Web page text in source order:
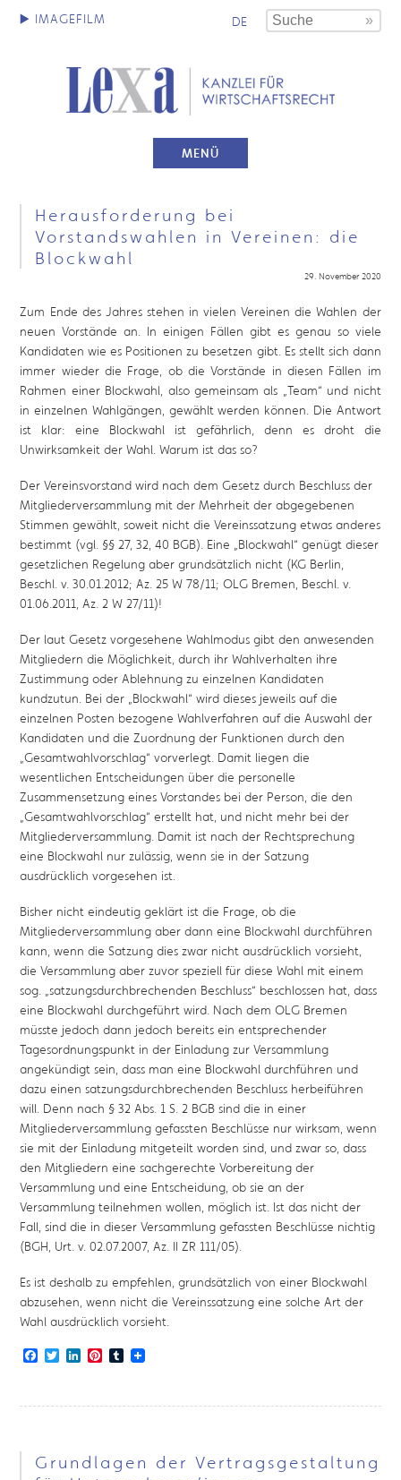
DE
MENÜ
Herausforderung bei
Vorstandswahlen in Vereinen: die
Blockwahl
29. November 2020
Zum Ende des Jahres stehen in vielen Vereinen die Wahlen der
neuen Vorstände an. In einigen Fällen gibt es genau so viele
Kandidaten wie es Positionen zu besetzen gibt. Es stellt sich dann
immer wieder die Frage, ob die Vorstände in diesen Fällen im
Rahmen einer Blockwahl, also gemeinsam als „Team“ und nicht
in einzelnen Wahlgängen, gewählt werden können. Die Antwort
ist klar: eine Blockwahl ist gefährlich, denn es droht die
Unwirksamkeit der Wahl. Warum ist das so?
Der Vereinsvorstand wird nach dem Gesetz durch Beschluss der
Mitgliederversammlung mit der Mehrheit der abgegebenen
Stimmen gewählt, soweit nicht die Vereinssatzung etwas anderes
bestimmt (vgl. §§ 27, 32, 40 BGB). Eine „Blockwahl“ genügt dieser
gesetzlichen Regelung aber grundsätzlich nicht (KG Berlin,
Beschl. v. 30.01.2012; Az. 25 W 78/11; OLG Bremen, Beschl. v.
01.06.2011, Az. 2 W 27/11)!
Der laut Gesetz vorgesehene Wahlmodus gibt den anwesenden
Mitgliedern die Möglichkeit, durch ihr Wahlverhalten ihre
Zustimmung oder Ablehnung zu einzelnen Kandidaten
kundzutun. Bei der „Blockwahl“ wird dieses jeweils auf die
einzelnen Posten bezogene Wahlverfahren auf die Auswahl der
Kandidaten und die Zuordnung der Funktionen durch den
„Gesamtwahlvorschlag“ vorverlegt. Damit liegen die
wesentlichen Entscheidungen über die personelle
Zusammensetzung eines Vorstandes bei der Person, die den
„Gesamtwahlvorschlag“ erstellt hat, und nicht mehr bei der
Mitgliederversammlung. Damit ist nach der Rechtsprechung
eine Blockwahl nur zulässig, wenn sie in der Satzung
ausdrücklich vorgesehen ist.
Bisher nicht eindeutig geklärt ist die Frage, ob die
Mitgliederversammlung aber dann eine Blockwahl durchführen
kann, wenn die Satzung dies zwar nicht ausdrücklich vorsieht,
die Versammlung aber zuvor speziell für diese Wahl mit einem
sog. „satzungsdurchbrechenden Beschluss“ beschlossen hat, dass
eine Blockwahl durchgeführt wird. Nach dem OLG Bremen
müsste jedoch dann jedoch bereits ein entsprechender
Tagesordnungspunkt in der Einladung zur Versammlung
angekündigt sein, dass man eine Blockwahl durchführen und
dazu einen satzungsdurchbrechenden Beschluss herbeiführen
will. Denn nach § 32 Abs. 1 S. 2 BGB sind die in einer
Mitgliederversammlung gefassten Beschlüsse nur wirksam, wenn
sie mit der Einladung mitgeteilt worden sind, und zwar so, dass
den Mitgliedern eine sachgerechte Vorbereitung der
Versammlung und eine Entscheidung, ob sie an der
Versammlung teilnehmen wollen, möglich ist. Ist das nicht der
Fall, sind die in dieser Versammlung gefassten Beschlüsse nichtig
(BGH, Urt. v. 02.07.2007, Az. II ZR 111/05).
Es ist deshalb zu empfehlen, grundsätzlich von einer Blockwahl
abzusehen, wenn nicht die Vereinssatzung eine solche Art der
Wahl ausdrücklich vorsieht.
Facebook
TwitterLinkedIn
Pinterest
Tumblr
Grundlagen der Vertragsgestaltung